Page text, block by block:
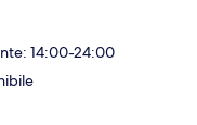
14:00-24:00